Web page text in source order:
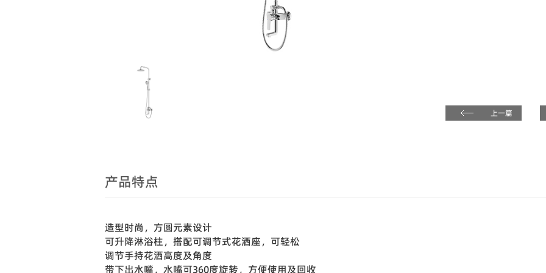
上一篇
产品特点
造型时尚，方圆元素设计
可升降淋浴柱，搭配可调节式花洒座，可轻松
调节手持花洒高度及角度
带下出水嘴，水嘴可360度旋转，方便使用及回收